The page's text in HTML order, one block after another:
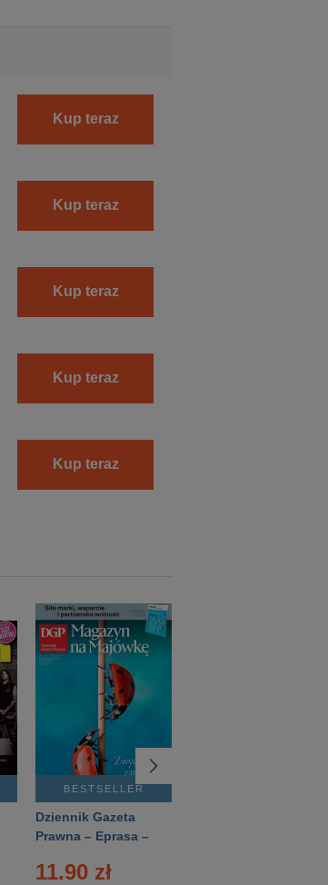
Kup teraz
Kup teraz
Kup teraz
Kup teraz
Kup teraz
BESTSELLER
Dziennik Gazeta
Prawna – Eprasa –
11.90 zł